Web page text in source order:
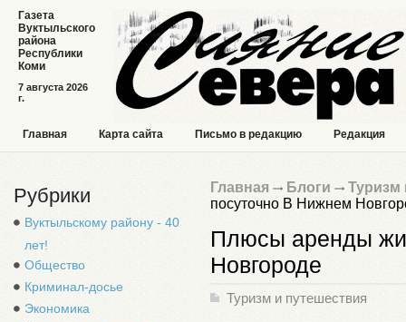
7 августа 2026
г.
Газета
Вуктыльского
района
Республики
Коми
Главная Карта сайта Письмо в редакцию Редакция
Рубрики
Вуктыльскому району - 40
лет!
Общество
Криминал-досье
Экономика
Главная Блоги
Туризм
посуточно В Нижнем
Плюсы аренды
Новгороде
Туризм и путешествия